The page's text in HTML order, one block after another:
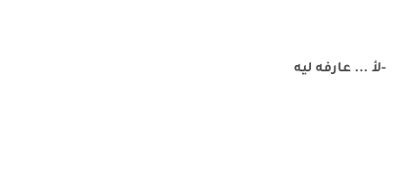
-لأ ... عارفه ليه